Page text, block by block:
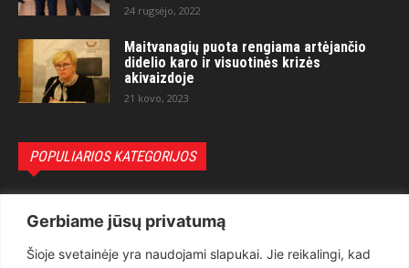
Gerbiame jūsų privatumą
Šioje svetainėje yra naudojami slapukai. Jie reikalingi, kad
24 rugsėjo, 2022
Maitvanagių puota rengiama artėjančio
didelio karo ir visuotinės krizės
akivaizdoje
21 kovo, 2023
POPULIARIOS KATEGORIJOS
Teisėsauga
1497